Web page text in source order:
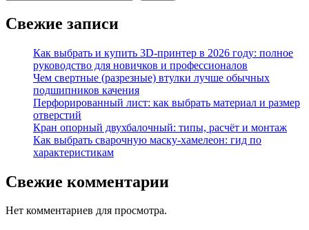
Свежие записи
Как выбрать и купить 3D-принтер в 2026 году: полное
руководство для новичков и профессионалов
Чем свертные (разрезные) втулки лучше обычных
подшипников качения
Перфорированный лист: как выбрать материал и размер
отверстий
Кран опорный двухбалочный: типы, расчёт и монтаж
Как выбрать сварочную маску-хамелеон: гид по
характеристикам
Свежие комментарии
Нет комментариев для просмотра.